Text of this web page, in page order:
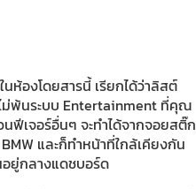
ห้องโดยสารนี้ เรียกได้ว่าลิสต์
ม่พ้นระบบ Entertainment ที่คุณ
ฟีเจอร์อื่นๆ จะทำได้จากจอยสติ๊ก
และก็ทำหน้าที่ใกล้เคียงกัน
ยู่กลางแดชบอร์ด